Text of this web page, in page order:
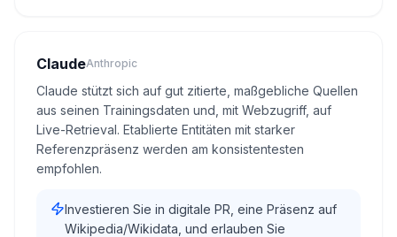
ClaudeAnthropic
Claude stützt sich auf gut zitierte, maßgebliche Quellen
aus seinen Trainingsdaten und, mit Webzugriff, auf
Live-Retrieval. Etablierte Entitäten mit starker
Referenzpräsenz werden am konsistentesten
empfohlen.
Investieren Sie in digitale PR, eine Präsenz auf
Wikipedia/Wikidata, und erlauben Sie